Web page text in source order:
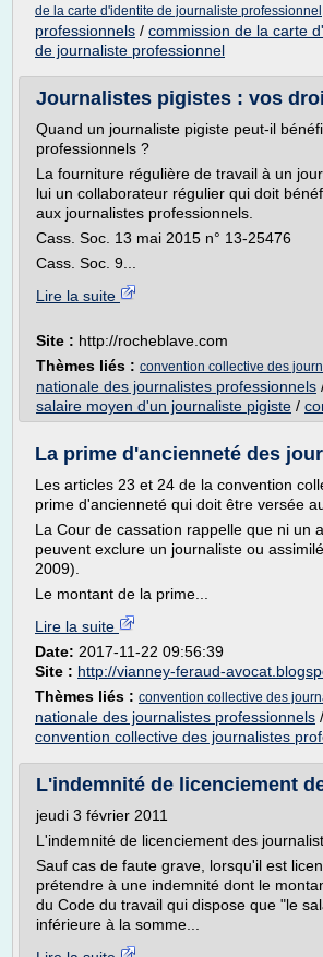
de la carte d'identite de journaliste professionnel
professionnels / commission de la carte
de journaliste professionnel
Journalistes pigistes : vos
Quand un journaliste pigiste peut-il
professionnels ?
La fourniture régulière de travail à un
lui un collaborateur régulier qui doit
aux journalistes professionnels.
Cass. Soc. 13 mai 2015 n° 13-25476
Cass. Soc. 9...
Lire la suite
Site : http://rocheblave.com
Thèmes liés : convention collective des
nationale des journalistes professionnels
salaire moyen d'un journaliste pigiste /
La prime d'ancienneté des
Les articles 23 et 24 de la convention
prime d'ancienneté qui doit être versée
La Cour de cassation rappelle que ni un
peuvent exclure un journaliste ou
2009).
Le montant de la prime...
Lire la suite
Date: 2017-11-22 09:56:39
Site : http://vianney-feraud-
Thèmes liés : convention collective des
nationale des journalistes professionnels /
convention collective des journalistes
L'indemnité de licenciement
jeudi 3 février 2011
L'indemnité de licenciement des
Sauf cas de faute grave, lorsqu'il est
prétendre à une indemnité dont le
du Code du travail qui dispose que "le
inférieure à la somme...